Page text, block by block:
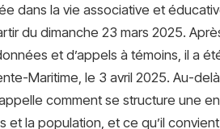
dans la vie associative et
du dimanche 23 mars 2025.
et d’appels à témoins, il a
Maritime, le 3 avril 2025. Au-
comment se structure une
la population, et ce qu’il convient